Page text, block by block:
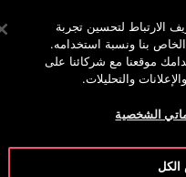
إبحث القائمة
لتحسين تجربة
بنا ونسبة استخدامه.
موقعنا مع شركائنا على
والتحليلات.
الشخصية